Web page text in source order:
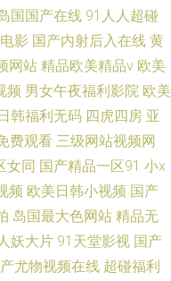
国国产在线 91人人超碰
影 国产内射后入在线 黄
网站 精品欧美精品v 欧美
频 男女午夜福利影院 欧美
韩福利无码 四虎四房 亚
费观看 三级网站视频网
女同 国产精品一区91 小x
频 欧美日韩小视频 国产
岛国最大色网站 精品无
人妖大片 91天堂影视 国产
尤物视频在线 超碰福利